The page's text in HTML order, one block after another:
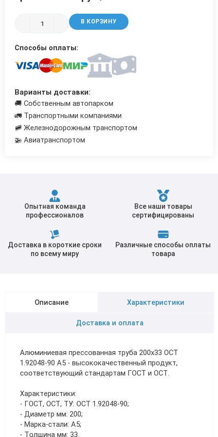
В КОРЗИНУ
Способы оплаты:
Варианты доставки:
🚚 Собственным автопарком
🚛 Транспортными компаниями
🚞 Железнодорожным транспортом
🚁 Авиатранспортом
Опытная команда
профессионалов
Все наши товары
сертифицированы
Доставка в короткие сроки
по всему миру
Различные способы оплаты
товара
Описание Характеристики
Доставка и оплата
Алюминиевая прессованная труба 200х33 ОСТ
1.92048-90 А5 - высококачественный продукт,
соответствующий стандартам ГОСТ и ОСТ.
Характеристики:
- ГОСТ, ОСТ, ТУ: ОСТ 1.92048-90;
- Диаметр мм: 200;
- Марка-стали: А5;
- Толщина мм: 33.
Трубы в ВУС изоляции